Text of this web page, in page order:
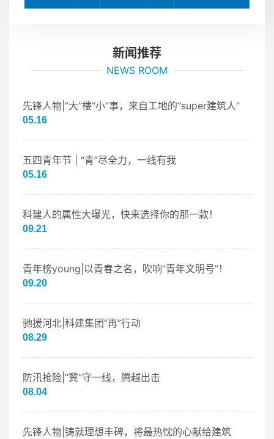
新闻推荐
NEWS ROOM
先锋人物|“大”楼“小”事，来自工地的“super建筑人”
05.16
五四青年节 | “青”尽全力，一线有我
05.16
科建人的属性大曝光，快来选择你的那一款！
09.21
青年榜young|以青春之名，吹响“青年文明号”！
09.20
驰援河北|科建集团“再”行动
08.29
防汛抢险|“冀”守一线，腾越出击
08.04
先锋人物|铸就理想丰碑，将最热忱的心献给建筑